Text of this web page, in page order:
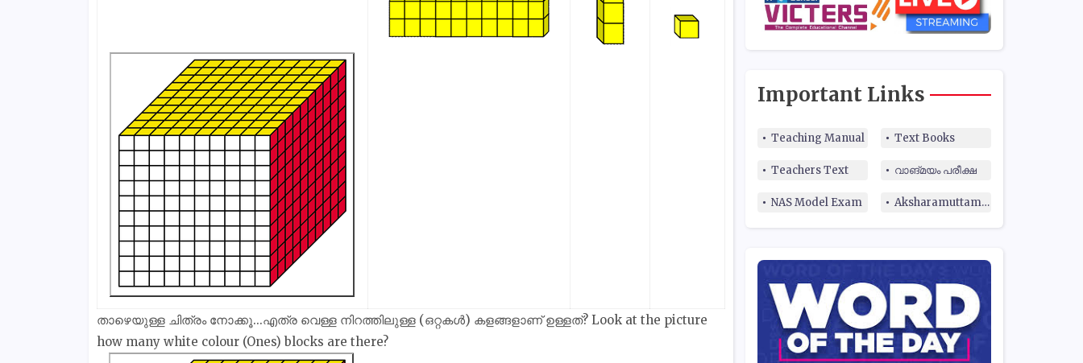
താഴെയുള്ള ചിത്രം നോക്കൂ...എത്ര വെള്ള നിറത്തിലുള്ള (ഒറ്റകൾ) കളങ്ങളാണ് ഉള്ളത്? Look at the picture
how many white colour (Ones) blocks are there?
Important Links
Teaching Manual Text Books
Teachers Text വാങ്മയം പരീക്ഷ
NAS Model Exam Aksharamuttam Quiz